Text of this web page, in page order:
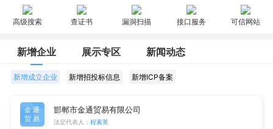
高级搜索 查证书 漏洞扫描 接口服务 可信网站
新增企业 展示专区 新闻动态
新增成立企业 新增招投标信息 新增ICP备案
金通
贸易
邯郸市金通贸易有限公司
法定代表人： 程素英